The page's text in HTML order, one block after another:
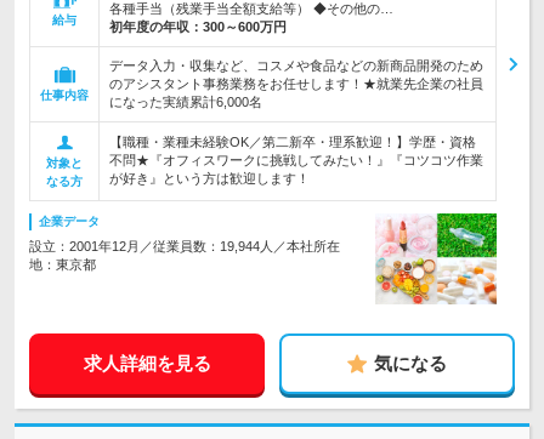
給与
各種手当（残業手当全額支給等） ◆その他の…
初年度の年収： 300～600万円
仕事内容
データ入力・収集など、コスメや食品などの新商品開発のため
のアシスタント事務業務をお任せします！★就業先企業の社員
になった実績累計6,000名
対象と
なる方
【職種・業種未経験OK／第二新卒・理系歓迎！】学歴・資格
不問★『オフィスワークに挑戦してみたい！』『コツコツ作業
が好き』という方は歓迎します！
企業データ
設立：2001年12月／従業員数：19,944人／本社所在
地：東京都
求人詳細を見る 気になる